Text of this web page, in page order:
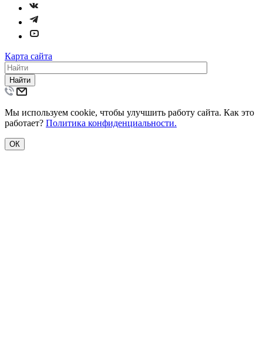
Карта сайта
Найти
Мы используем cookie, чтобы улучшить работу сайта. Как это
работает? Политика конфиденциальности.
ОК